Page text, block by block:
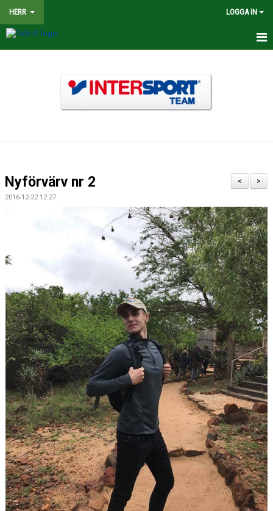
HERR LOGGA IN
BILDGALLERI
>
<
Nyförvärv nr 2
2016-12-22 12:27